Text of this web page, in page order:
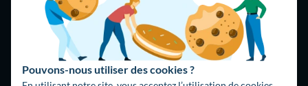
Pouvons-nous utiliser des cookies ?
75018 Paris